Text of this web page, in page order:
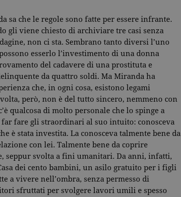
sa che le regole sono fatte per essere infrante.
gli viene chiesto di archiviare tre casi senza
non ci sta. Sembrano tanto diversi l’uno
esserlo l’investimento di una donna
del cadavere di una prostituta e
da quattro soldi. Ma Miranda ha
che, in ogni cosa, esistono legami
però, non è del tutto sincero, nemmeno con
qualcosa di molto personale che lo spinge a
far fare gli straordinari al suo intuito: conosceva
è stata investita. La conosceva talmente bene da
con lei. Talmente bene da coprire
seppur svolta a fini umanitari. Da anni, infatti,
dei cento bambini, un asilo gratuito per i figli
a vivere nell’ombra, senza permesso di
sfruttati per svolgere lavori umili e spesso